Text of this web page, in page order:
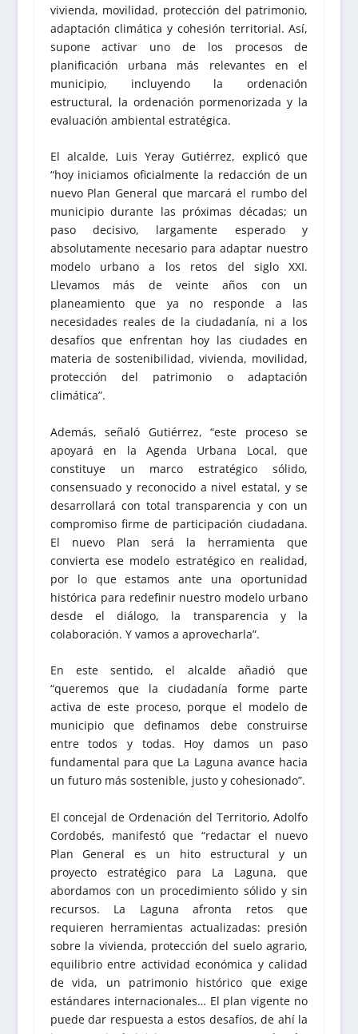
vivienda, movilidad, protección del patrimonio,
adaptación climática y cohesión territorial. Así,
supone activar uno de los procesos de
planificación urbana más relevantes en el
municipio, incluyendo la ordenación
estructural, la ordenación pormenorizada y la
evaluación ambiental estratégica.
El alcalde, Luis Yeray Gutiérrez, explicó que
“hoy iniciamos oficialmente la redacción de un
nuevo Plan General que marcará el rumbo del
municipio durante las próximas décadas; un
paso decisivo, largamente esperado y
absolutamente necesario para adaptar nuestro
modelo urbano a los retos del siglo XXI.
Llevamos más de veinte años con un
planeamiento que ya no responde a las
necesidades reales de la ciudadanía, ni a los
desafíos que enfrentan hoy las ciudades en
materia de sostenibilidad, vivienda, movilidad,
protección del patrimonio o adaptación
climática”.
Además, señaló Gutiérrez, “este proceso se
apoyará en la Agenda Urbana Local, que
constituye un marco estratégico sólido,
consensuado y reconocido a nivel estatal, y se
desarrollará con total transparencia y con un
compromiso firme de participación ciudadana.
El nuevo Plan será la herramienta que
convierta ese modelo estratégico en realidad,
por lo que estamos ante una oportunidad
histórica para redefinir nuestro modelo urbano
desde el diálogo, la transparencia y la
colaboración. Y vamos a aprovecharla”.
En este sentido, el alcalde añadió que
“queremos que la ciudadanía forme parte
activa de este proceso, porque el modelo de
municipio que definamos debe construirse
entre todos y todas. Hoy damos un paso
fundamental para que La Laguna avance hacia
un futuro más sostenible, justo y cohesionado”.
El concejal de Ordenación del Territorio, Adolfo
Cordobés, manifestó que “redactar el nuevo
Plan General es un hito estructural y un
proyecto estratégico para La Laguna, que
abordamos con un procedimiento sólido y sin
recursos. La Laguna afronta retos que
requieren herramientas actualizadas: presión
sobre la vivienda, protección del suelo agrario,
equilibrio entre actividad económica y calidad
de vida, un patrimonio histórico que exige
estándares internacionales… El plan vigente no
puede dar respuesta a estos desafíos, de ahí la